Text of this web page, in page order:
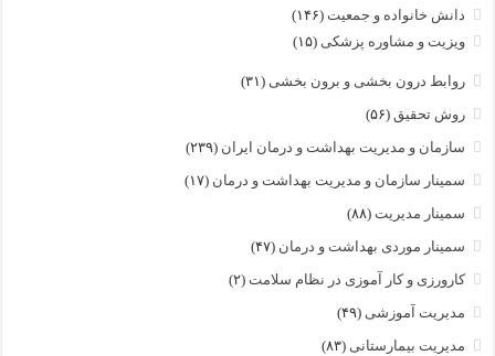
دانش خانواده و جمعیت (۱۴۶)
ویزیت و مشاوره پزشکی (۱۵)
روابط درون بخشی و برون بخشی (۳۱)
روش تحقیق (۵۶)
سازمان و مدیریت بهداشت و درمان ایران (۲۳۹)
سمینار سازمان و مدیریت بهداشت و درمان (۱۷)
سمینار مدیریت (۸۸)
سمینار موردی بهداشت و درمان (۴۷)
کارورزی و کار آموزی در نظام سلامت (۲)
مدیریت آموزشی (۴۹)
مدیریت بیمارستانی (۸۳)